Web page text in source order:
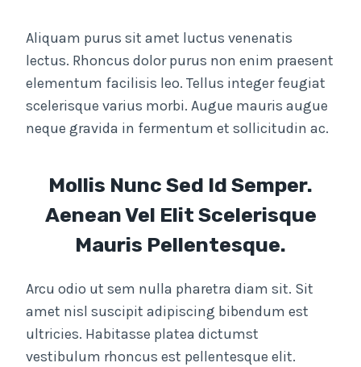
Aliquam purus sit amet luctus venenatis
lectus. Rhoncus dolor purus non enim praesent
elementum facilisis leo. Tellus integer feugiat
scelerisque varius morbi. Augue mauris augue
neque gravida in fermentum et sollicitudin ac.
Mollis Nunc Sed Id Semper.
Aenean Vel Elit Scelerisque
Mauris Pellentesque.
Arcu odio ut sem nulla pharetra diam sit. Sit
amet nisl suscipit adipiscing bibendum est
ultricies. Habitasse platea dictumst
vestibulum rhoncus est pellentesque elit.